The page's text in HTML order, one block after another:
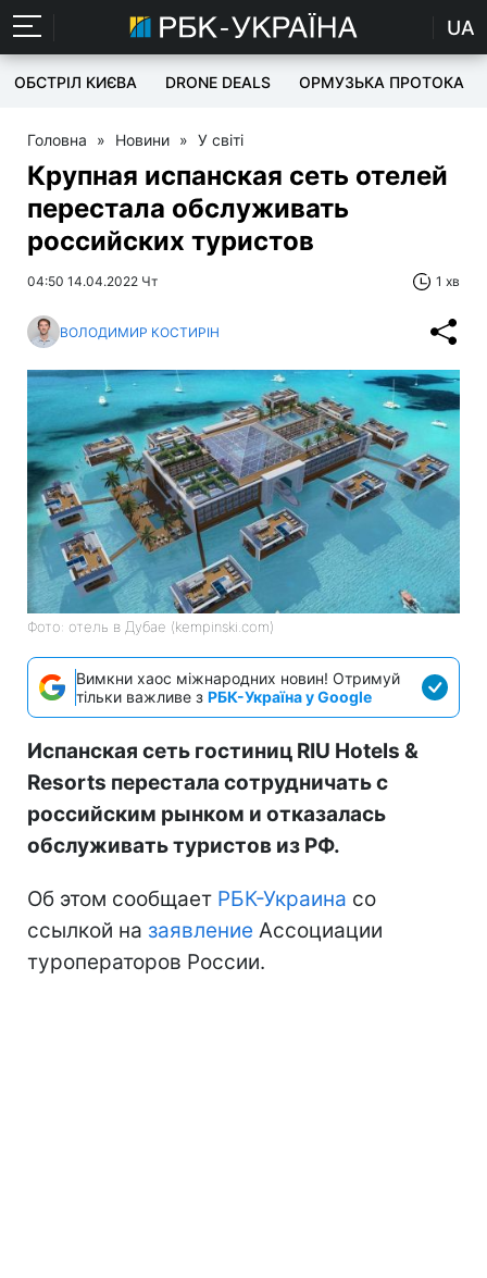
UA
ОБСТРІЛ КИЄВА DRONE DEALS ОРМУЗЬКА ПРОТОКА
Головна » Новини » У світі
Крупная испанская сеть отелей
перестала обслуживать
российских туристов
04:50 14.04.2022 Чт 1 хв
ВОЛОДИМИР КОСТИРІН
Фото: отель в Дубае (kempinski.com)
Вимкни хаос міжнародних новин! Отримуй
тільки важливе з РБК-Україна у Google
Испанская сеть гостиниц RIU Hotels &
Resorts перестала сотрудничать с
российским рынком и отказалась
обслуживать туристов из РФ.
Об этом сообщает РБК-Украина со
ссылкой на заявление Ассоциации
туроператоров России.